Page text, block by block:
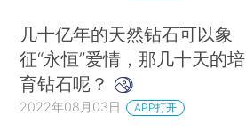
几十亿年的天然钻石可以象
征“永恒”爱情，那几十天的培
育钻石呢？
2022年08月03日 APP打开